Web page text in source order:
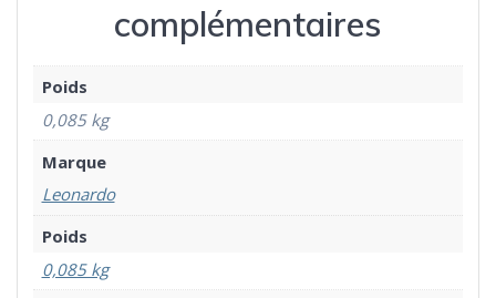
complémentaires
Poids
0,085 kg
Marque
Leonardo
Poids
0,085 kg